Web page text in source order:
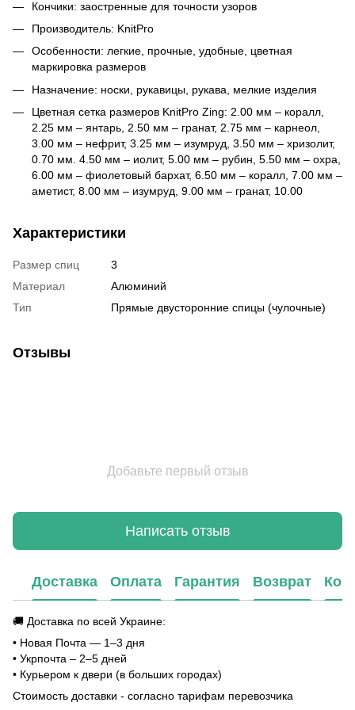
Кончики: заостренные для точности узоров
Производитель: KnitPro
Особенности: легкие, прочные, удобные, цветная
маркировка размеров
Назначение: носки, рукавицы, рукава, мелкие изделия
Цветная сетка размеров KnitPro Zing: 2.00 мм – коралл,
2.25 мм – янтарь, 2.50 мм – гранат, 2.75 мм – карнеол,
3.00 мм – нефрит, 3.25 мм – изумруд, 3.50 мм – хризолит,
0.70 мм. 4.50 мм – иолит, 5.00 мм – рубин, 5.50 мм – охра,
6.00 мм – фиолетовый бархат, 6.50 мм – коралл, 7.00 мм –
аметист, 8.00 мм – изумруд, 9.00 мм – гранат, 10.00
Характеристики
Размер спиц
3
Материал
Алюминий
Тип
Прямые двусторонние спицы (чулочные)
Отзывы
Добавьте первый отзыв
Написать отзыв
Доставка Оплата Гарантия Возврат
🚚 Доставка по всей Украине:
• Новая Почта — 1–3 дня
• Укрпочта – 2–5 дней
• Курьером к двери (в больших городах)
Стоимость доставки - согласно тарифам перевозчика